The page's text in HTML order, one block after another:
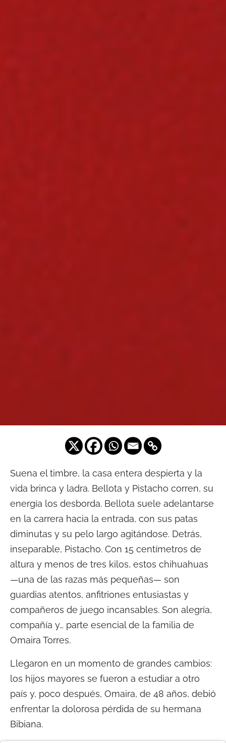
Suena el timbre, la casa entera despierta y la
vida brinca y ladra. Bellota y Pistacho corren, su
energía los desborda. Bellota suele adelantarse
en la carrera hacia la entrada, con sus patas
diminutas y su pelo largo agitándose. Detrás,
inseparable, Pistacho. Con 15 centímetros de
altura y menos de tres kilos, estos chihuahuas
—una de las razas más pequeñas— son
guardias atentos, anfitriones entusiastas y
compañeros de juego incansables. Son alegría,
compañía y… parte esencial de la familia de
Omaira Torres.
Llegaron en un momento de grandes cambios:
los hijos mayores se fueron a estudiar a otro
país y, poco después, Omaira, de 48 años, debió
enfrentar la dolorosa pérdida de su hermana
Bibiana.